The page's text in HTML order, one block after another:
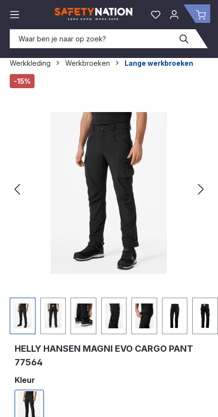
Je hebt 0 items
Werkkleding Werkbroeken
Lange werkbroeken
Afbeeldingengalerij overslaan
-15%
HELLY HANSEN MAGNI EVO CARGO PANT
77564
Selecteer
Kleur
990 black